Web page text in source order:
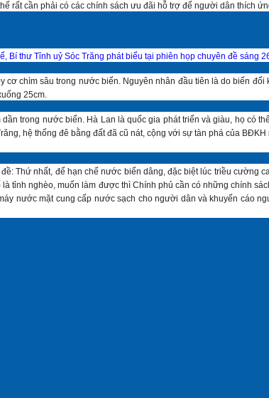
rất cần phải có các chính sách ưu đãi hỗ trợ để người dân thích
Bí thư Tỉnh uỷ Sóc Trăng phát biểu tại phiên họp chuyên đề sáng
chìm sâu trong nước biển. Nguyên nhân đầu tiên là do biến
25cm.
trong nước biển. Hà Lan là quốc gia phát triển và giàu, họ có
hệ thống đê bằng đất đã cũ nát, cộng với sự tàn phá của
Thứ nhất, để hạn chế nước biển dâng, đặc biệt lúc triều cường
tỉnh nghèo, muốn làm được thì Chính phủ cần có những chính
nước mặt cung cấp nước sạch cho người dân và khuyến cáo